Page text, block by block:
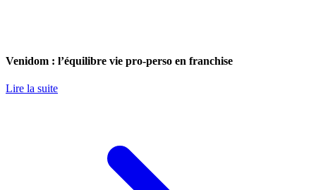
Venidom : l’équilibre vie pro-perso en franchise
Lire la suite